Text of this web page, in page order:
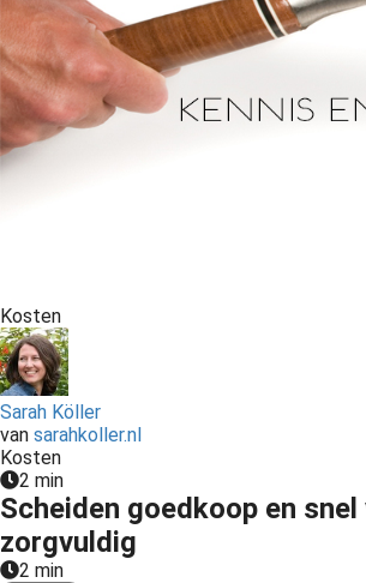
Kosten
Sarah Köller
van sarahkoller.nl
Kosten
2 min
Scheiden goedkoop en snel
zorgvuldig
2 min